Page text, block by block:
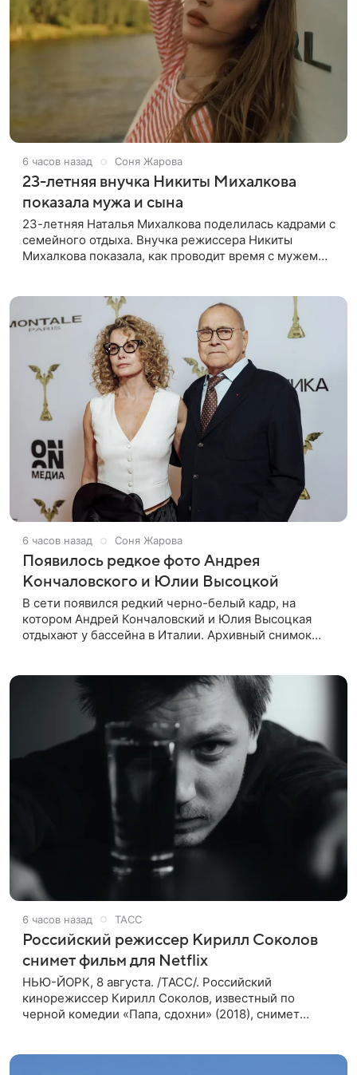
6 часов назад Соня Жарова
23-летняя внучка Никиты Михалкова
показала мужа и сына
23-летняя Наталья Михалкова поделилась кадрами с
семейного отдыха. Внучка режиссера Никиты
Михалкова показала, как проводит время с мужем
6 часов назад Соня Жарова
Появилось редкое фото Андрея
Кончаловского и Юлии Высоцкой
В сети появился редкий черно-белый кадр, на
котором Андрей Кончаловский и Юлия Высоцкая
отдыхают у бассейна в Италии. Архивный снимок
6 часов назад ТАСС
Российский режиссер Кирилл Соколов
снимет фильм для Netflix
НЬЮ-ЙОРК, 8 августа. /ТАСС/. Российский
кинорежиссер Кирилл Соколов, известный по
черной комедии «Папа, сдохни» (2018), снимет